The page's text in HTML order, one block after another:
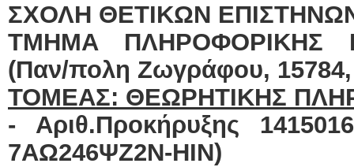
ΣΧΟΛΗ ΘΕΤΙΚΩΝ
ΤΜΗΜΑ ΠΛΗΡΟΦΟΡΙΚΗΣ
(Παν/πολη Ζωγράφου, 15784,
ΤΟΜΕΑΣ: ΘΕΩΡΗΤΙΚΗΣ
- Αριθ.Προκήρυξης
7ΑΩ246ΨΖ2Ν-ΗΙΝ)